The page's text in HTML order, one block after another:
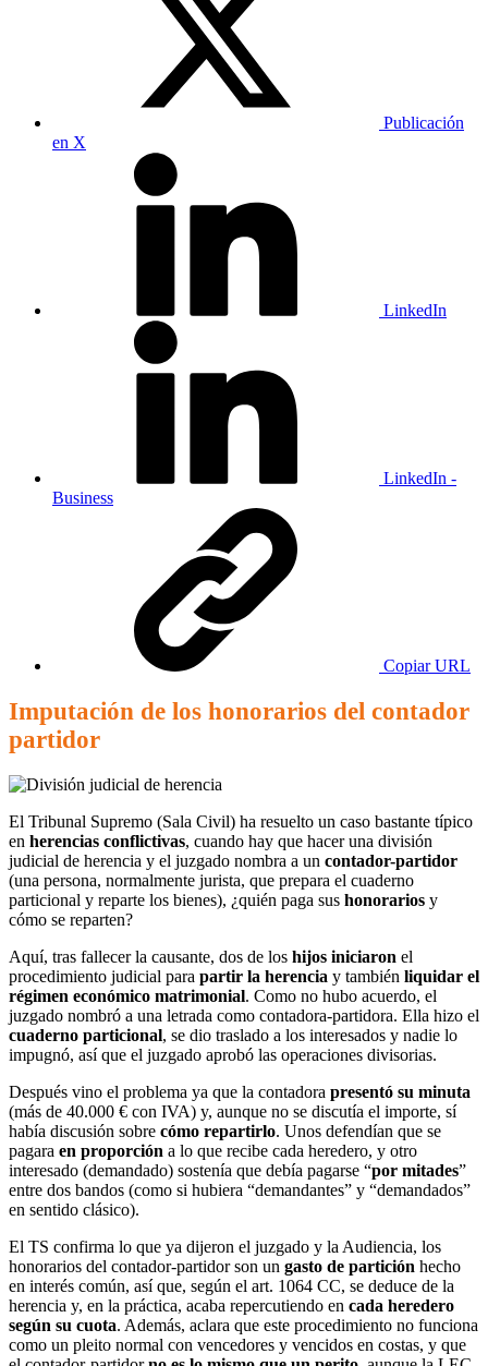
Publicación
en X
LinkedIn
LinkedIn -
Business
Copiar URL
Imputación de los honorarios del contador
partidor
El Tribunal Supremo (Sala Civil) ha resuelto un caso bastante típico
en herencias conflictivas, cuando hay que hacer una división
judicial de herencia y el juzgado nombra a un contador-partidor
(una persona, normalmente jurista, que prepara el cuaderno
particional y reparte los bienes), ¿quién paga sus honorarios y
cómo se reparten?
Aquí, tras fallecer la causante, dos de los hijos iniciaron el
procedimiento judicial para partir la herencia y también liquidar el
régimen económico matrimonial. Como no hubo acuerdo, el
juzgado nombró a una letrada como contadora-partidora. Ella hizo el
cuaderno particional, se dio traslado a los interesados y nadie lo
impugnó, así que el juzgado aprobó las operaciones divisorias.
Después vino el problema ya que la contadora presentó su minuta
(más de 40.000 € con IVA) y, aunque no se discutía el importe, sí
había discusión sobre cómo repartirlo. Unos defendían que se
pagara en proporción a lo que recibe cada heredero, y otro
interesado (demandado) sostenía que debía pagarse “por mitades”
entre dos bandos (como si hubiera “demandantes” y “demandados”
en sentido clásico).
El TS confirma lo que ya dijeron el juzgado y la Audiencia, los
honorarios del contador-partidor son un gasto de partición hecho
en interés común, así que, según el art. 1064 CC, se deduce de la
herencia y, en la práctica, acaba repercutiendo en cada heredero
según su cuota. Además, aclara que este procedimiento no funciona
como un pleito normal con vencedores y vencidos en costas, y que